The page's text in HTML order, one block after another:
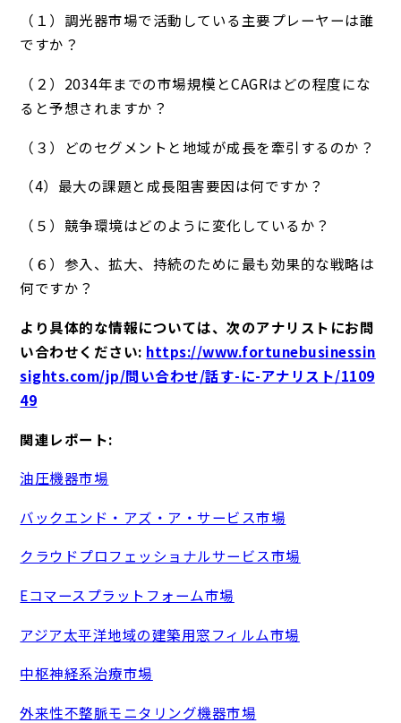
（１）調光器市場で活動している主要プレーヤーは誰
ですか？
（２）2034年までの市場規模とCAGRはどの程度にな
ると予想されますか？
（３）どのセグメントと地域が成長を牽引するのか？
（4）最大の課題と成長阻害要因は何ですか？
（５）競争環境はどのように変化しているか？
（６）参入、拡大、持続のために最も効果的な戦略は
何ですか？
より具体的な情報については、次のアナリストにお問
い合わせください: https://www.fortunebusinessin
sights.com/jp/問い合わせ/話す-に-アナリスト/1109
49
関連レポート:
油圧機器市場
バックエンド・アズ・ア・サービス市場
クラウドプロフェッショナルサービス市場
Eコマースプラットフォーム市場
アジア太平洋地域の建築用窓フィルム市場
中枢神経系治療市場
外来性不整脈モニタリング機器市場